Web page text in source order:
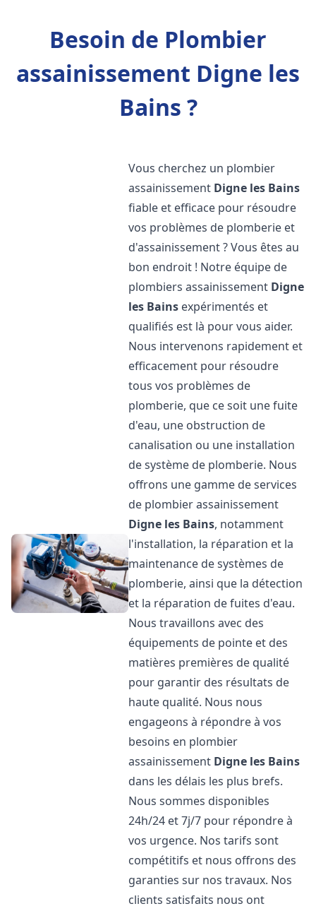
Besoin de Plombier
assainissement Digne les
Bains ?
Vous cherchez un plombier
assainissement Digne les Bains
fiable et efficace pour résoudre
vos problèmes de plomberie et
d'assainissement ? Vous êtes au
bon endroit ! Notre équipe de
plombiers assainissement Digne
les Bains expérimentés et
qualifiés est là pour vous aider.
Nous intervenons rapidement et
efficacement pour résoudre
tous vos problèmes de
plomberie, que ce soit une fuite
d'eau, une obstruction de
canalisation ou une installation
de système de plomberie. Nous
offrons une gamme de services
de plombier assainissement
Digne les Bains, notamment
l'installation, la réparation et la
maintenance de systèmes de
plomberie, ainsi que la détection
et la réparation de fuites d'eau.
Nous travaillons avec des
équipements de pointe et des
matières premières de qualité
pour garantir des résultats de
haute qualité. Nous nous
engageons à répondre à vos
besoins en plombier
assainissement Digne les Bains
dans les délais les plus brefs.
Nous sommes disponibles
24h/24 et 7j/7 pour répondre à
vos urgence. Nos tarifs sont
compétitifs et nous offrons des
garanties sur nos travaux. Nos
clients satisfaits nous ont